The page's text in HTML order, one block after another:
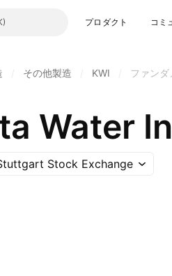
プロダクト コミ
その他製造 KWI ファン
Water
Stock Exchange